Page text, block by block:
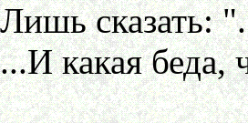
Лишь сказать:
...И какая беда,